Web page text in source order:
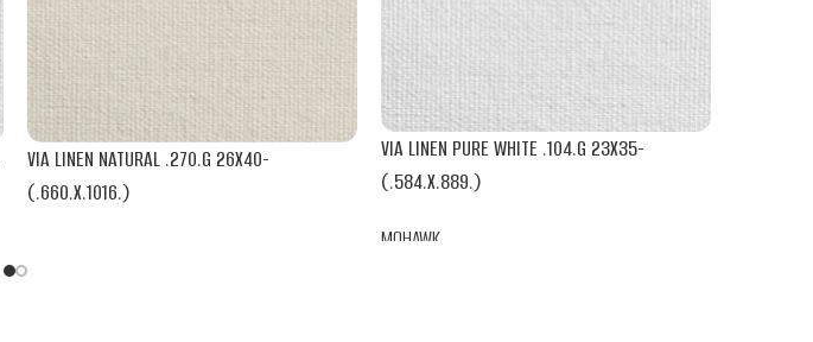
VIA LINEN NATURAL .270.G 26X40-
(.660.X.1016.)
VIA LINEN PURE WHITE .104.G 23X35-
(.584.X.889.)
MOHAWK